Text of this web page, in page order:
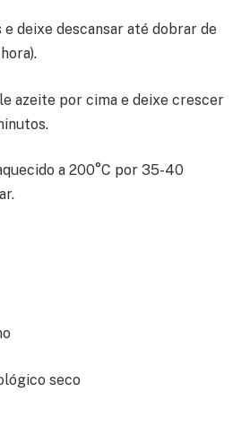
deixe descansar até dobrar de
azeite por cima e deixe crescer
a 200°C por 35-40
seco